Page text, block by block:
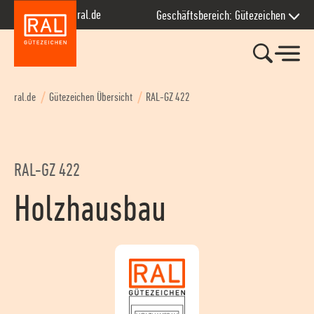
Zur Hauptnavigation springen
Zum Seiteninhalt springen
Zum Kontakt springen
Zum Footer springen
ral.de Geschäftsbereich: Gütezeichen
ral.de Gütezeichen Übersicht RAL-GZ 422
RAL-GZ 422
Holzhausbau